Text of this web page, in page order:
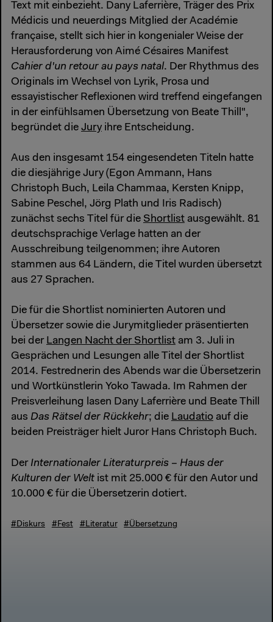
Text mit einbezieht. Dany Laferrière, Träger des Prix
Médicis und neuerdings Mitglied der Académie
française, stellt sich hier in kongenialer Weise der
Herausforderung von Aimé Césaires Manifest
Cahier d'un retour au pays natal. Der Rhythmus des
Originals im Wechsel von Lyrik, Prosa und
essayistischer Reflexionen wird treffend eingefangen
in der einfühlsamen Übersetzung von Beate Thill",
begründet die Jury ihre Entscheidung.
Aus den insgesamt 154 eingesendeten Titeln hatte
die diesjährige Jury (Egon Ammann, Hans
Christoph Buch, Leila Chammaa, Kersten Knipp,
Sabine Peschel, Jörg Plath und Iris Radisch)
zunächst sechs Titel für die Shortlist ausgewählt. 81
deutschsprachige Verlage hatten an der
Ausschreibung teilgenommen; ihre Autoren
stammen aus 64 Ländern, die Titel wurden übersetzt
aus 27 Sprachen.
Die für die Shortlist nominierten Autoren und
Übersetzer sowie die Jurymitglieder präsentierten
bei der Langen Nacht der Shortlist am 3. Juli in
Gesprächen und Lesungen alle Titel der Shortlist
2014. Festrednerin des Abends war die Übersetzerin
und Wortkünstlerin Yoko Tawada. Im Rahmen der
Preisverleihung lasen Dany Laferrière und Beate Thill
aus Das Rätsel der Rückkehr; die Laudatio auf die
beiden Preisträger hielt Juror Hans Christoph Buch.
Der Internationaler Literaturpreis – Haus der
Kulturen der Welt ist mit 25.000 € für den Autor und
10.000 € für die Übersetzerin dotiert.
#Diskurs #Fest #Literatur #Übersetzung